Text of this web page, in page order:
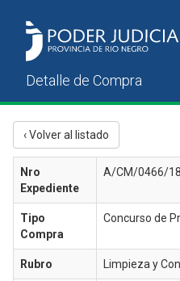
‹ Volver al listado
Nro
Expediente
A/CM/0466/18
Tipo
Compra
Concurso de
Rubro Limpieza y